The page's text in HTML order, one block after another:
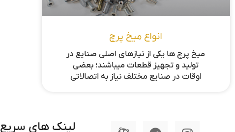
انواع میخ پرچ
میخ پرچ ها یکی از نیازهای اصلی صنایع در
تولید و تجهیز قطعات میباشند؛ بعضی
اوقات در صنایع مختلف نیاز به اتصالاتی
لینک های سریع